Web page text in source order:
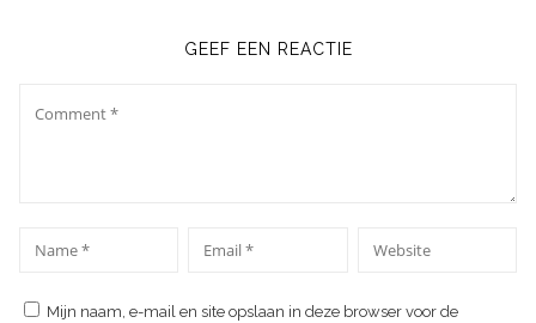
GEEF EEN REACTIE
Website
Mijn naam, e-mail en site opslaan in deze browser voor de